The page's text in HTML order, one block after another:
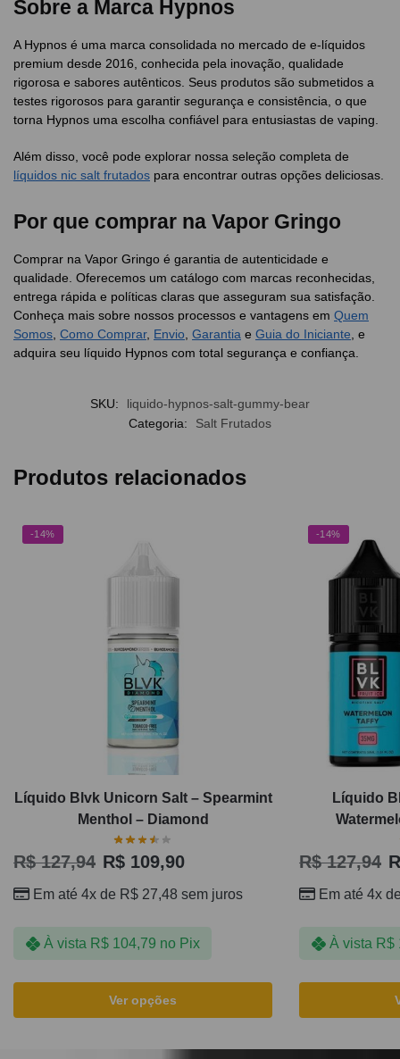
Sobre a Marca Hypnos
A Hypnos é uma marca consolidada no mercado de e-líquidos
premium desde 2016, conhecida pela inovação, qualidade
rigorosa e sabores autênticos. Seus produtos são submetidos a
testes rigorosos para garantir segurança e consistência, o que
torna Hypnos uma escolha confiável para entusiastas de vaping.
Além disso, você pode explorar nossa seleção completa de
líquidos nic salt frutados para encontrar outras opções deliciosas.
Por que comprar na Vapor Gringo
Comprar na Vapor Gringo é garantia de autenticidade e
qualidade. Oferecemos um catálogo com marcas reconhecidas,
entrega rápida e políticas claras que asseguram sua satisfação.
Conheça mais sobre nossos processos e vantagens em Quem
Somos Como Comprar, Envio Garantia e Guia do Iniciante , e
adquira seu líquido Hypnos com total segurança e confiança.
SKU:
liquido-hypnos-salt-gummy-bear
Categoria:
Salt Frutados
Produtos relacionados
-14%
Líquido Blvk Unicorn Salt – Spearmint
Menthol – Diamond
R$127,94 R$ 109,90
Em até 4x de R$ 27,48 sem juros
À vista R$104,79 no Pix
Ver opções
-14%
Líquido
R$127,94
Em até 4x
À vista R$